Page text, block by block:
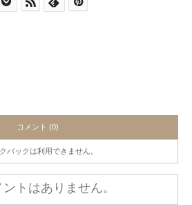
コメント (0)
バックは利用できません。
トはありません。